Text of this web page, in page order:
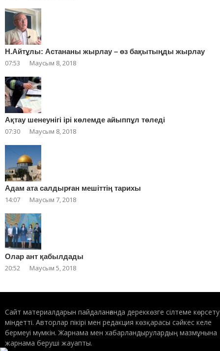
Н.Айтұлы: Астананы жырлау – өз бақытыңды жырлау
07:53 Маусым 8, 2018
Ақтау шенеунігі ірі көлемде айыппұл төледі
07:30 Маусым 8, 2018
Адам ата салдырған мешіттің тарихы
14:07 Маусым 7, 2018
Олар ант қабылдады
20:52 Маусым 5, 2018
Сайт материалдарын пайдаланғанда дереккөзге сілтеме көрсету
міндетті. Авторлар пікірі мен редакция көзқарасы сәйкес келе
бермеуі мүмкін. Жарнама мен хабарландырулардың мазмұнына
жарнама беруші жауапты.